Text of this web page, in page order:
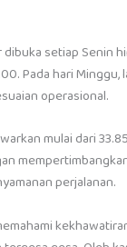
setiap Senin
Pada hari Minggu,
operasional.
mulai dari
perjalanan.